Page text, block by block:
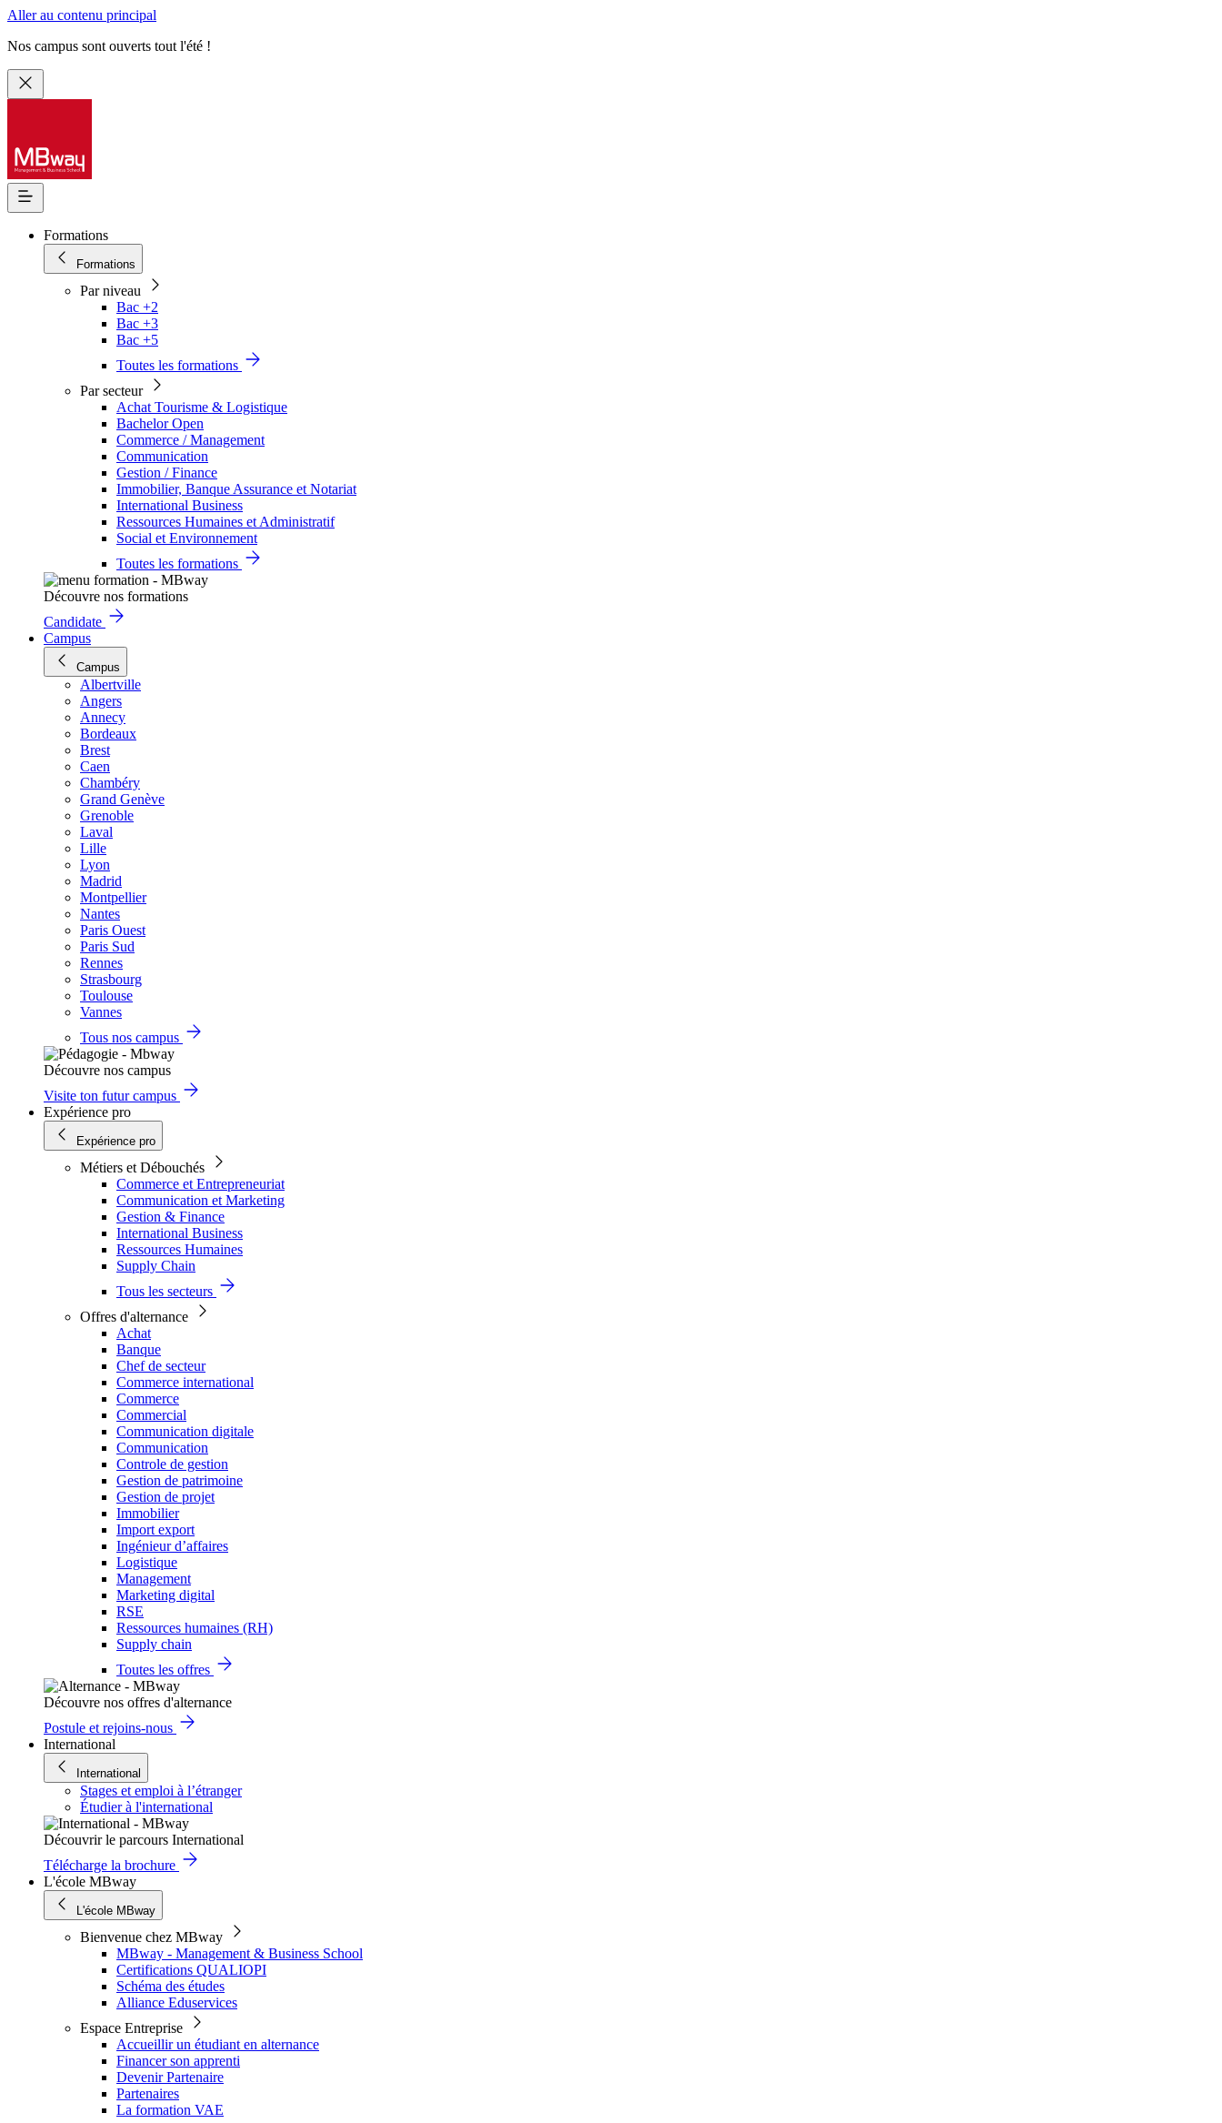
Aller au contenu principal
Nos campus sont ouverts tout l'été !
Formations
Formations
Par niveau
Bac +2
Bac +3
Bac +5
Toutes les formations
Par secteur
Achat Tourisme & Logistique
Bachelor Open
Commerce / Management
Communication
Gestion / Finance
Immobilier, Banque Assurance et Notariat
International Business
Ressources Humaines et Administratif
Social et Environnement
Toutes les formations
Découvre nos formations
Candidate
Campus
Campus
Albertville
Angers
Annecy
Bordeaux
Brest
Caen
Chambéry
Grand Genève
Grenoble
Laval
Lille
Lyon
Madrid
Montpellier
Nantes
Paris Ouest
Paris Sud
Rennes
Strasbourg
Toulouse
Vannes
Tous nos campus
Découvre nos campus
Visite ton futur campus
Expérience pro
Expérience pro
Métiers et Débouchés
Commerce et Entrepreneuriat
Communication et Marketing
Gestion & Finance
International Business
Ressources Humaines
Supply Chain
Tous les secteurs
Offres d'alternance
Achat
Banque
Chef de secteur
Commerce international
Commerce
Commercial
Communication digitale
Communication
Controle de gestion
Gestion de patrimoine
Gestion de projet
Immobilier
Import export
Ingénieur d’affaires
Logistique
Management
Marketing digital
RSE
Ressources humaines (RH)
Supply chain
Toutes les offres
Découvre nos offres d'alternance
Postule et rejoins-nous
International
International
Stages et emploi à l’étranger
Étudier à l'international
Découvrir le parcours International
Télécharge la brochure
L'école MBway
L'école MBway
Bienvenue chez MBway
MBway - Management & Business School
Certifications QUALIOPI
Schéma des études
Alliance Eduservices
Espace Entreprise
Accueillir un étudiant en alternance
Financer son apprenti
Devenir Partenaire
Partenaires
La formation VAE